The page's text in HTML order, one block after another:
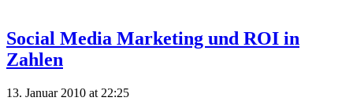
Social Media Marketing und ROI in
Zahlen
13. Januar 2010 at 22:25